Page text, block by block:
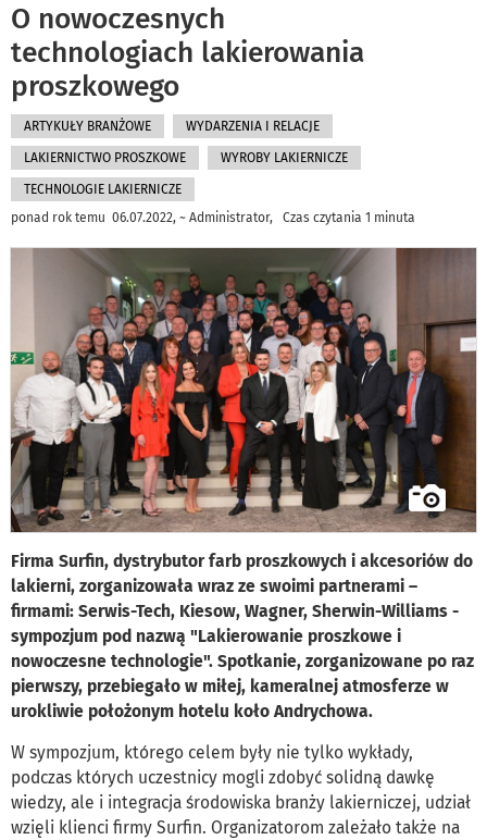
O nowoczesnych
technologiach lakierowania
proszkowego
ARTYKUŁY BRANŻOWE WYDARZENIA I RELACJE
LAKIERNICTWO PROSZKOWE WYROBY LAKIERNICZE
TECHNOLOGIE LAKIERNICZE
ponad rok temu 06.07.2022, ~ Administrator, Czas czytania 1 minuta
Firma Surfin, dystrybutor farb proszkowych i akcesoriów do
lakierni, zorganizowała wraz ze swoimi partnerami –
firmami: Serwis-Tech, Kiesow, Wagner, Sherwin-Williams -
sympozjum pod nazwą "Lakierowanie proszkowe i
nowoczesne technologie". Spotkanie, zorganizowane po raz
pierwszy, przebiegało w miłej, kameralnej atmosferze w
urokliwie położonym hotelu koło Andrychowa.
W sympozjum, którego celem były nie tylko wykłady,
podczas których uczestnicy mogli zdobyć solidną dawkę
wiedzy, ale i integracja środowiska branży lakierniczej, udział
wzięli klienci firmy Surfin. Organizatorom zależało także na